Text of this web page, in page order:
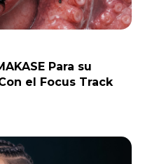
Para su
el Focus Track